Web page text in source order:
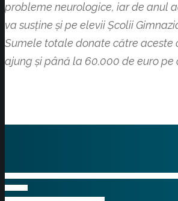
probleme neurologice, iar de anul
va susține și pe elevii Școlii
Sumele totale donate către aceste
ajung și până la 60.000 de euro pe